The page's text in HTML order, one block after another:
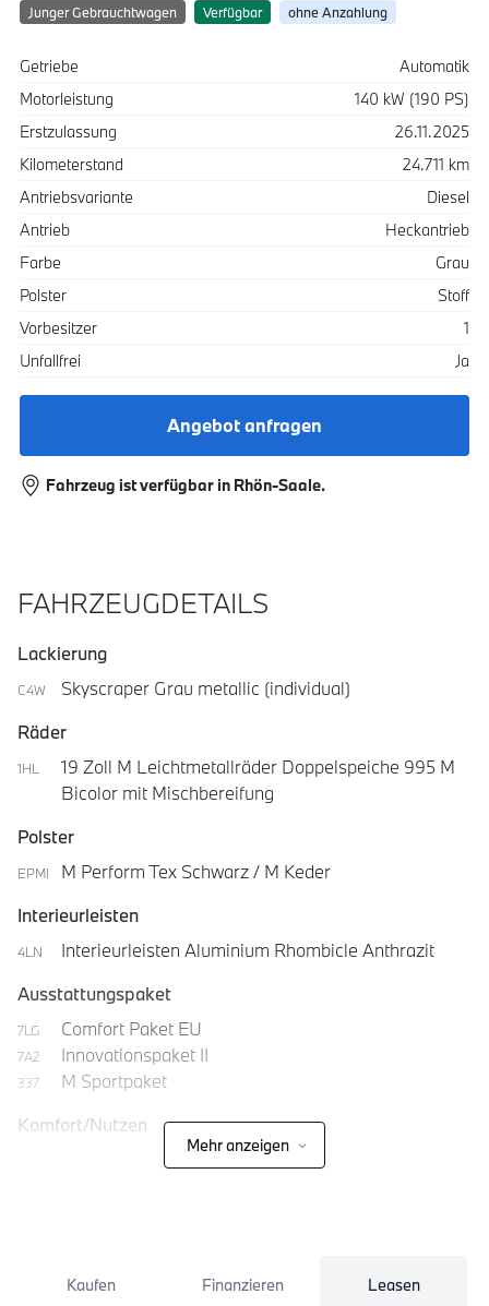
Junger Gebrauchtwagen Verfügbar ohne Anzahlung
Spezifikation
Getriebe
Automatik
Motorleistung
140 kW (190 PS)
Erstzulassung
26.11.2025
Kilometerstand
24.711 km
Antriebsvariante
Diesel
Antrieb
Heckantrieb
Farbe
Grau
Polster
Stoff
Vorbesitzer
1
Unfallfrei
Ja
Angebot anfragen
Fahrzeug ist verfügbar in Rhön-Saale.
FAHRZEUGDETAILS
Lackierung
C4W
Skyscraper Grau metallic (individual)
Räder
1HL
19 Zoll M Leichtmetallräder Doppelspeiche 995 M
Bicolor mit Mischbereifung
Polster
EPMI
M Perform Tex Schwarz / M Keder
Interieurleisten
4LN
Interieurleisten Aluminium Rhombicle Anthrazit
Ausstattungspaket
7LG Comfort Paket EU
7A2 Innovationspaket II
337
M Sportpaket
Komfort/Nutzen
Ablagenpaket
Mehr anzeigen
Kaufen Finanzieren Leasen